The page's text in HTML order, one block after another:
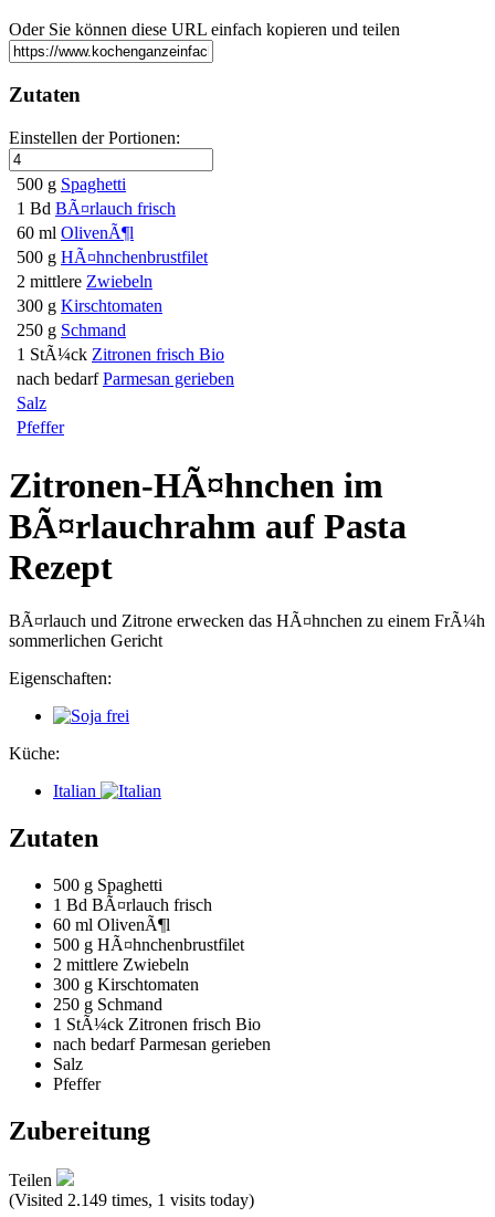
Oder Sie können diese URL einfach kopieren und teilen
Zutaten
Einstellen der Portionen:
500 g Spaghetti
1 Bd BÃ¤rlauch frisch
60 ml OlivenÃ¶l
500 g HÃ¤hnchenbrustfilet
2 mittlere Zwiebeln
300 g Kirschtomaten
250 g Schmand
1 StÃ¼ck Zitronen frisch Bio
nach bedarf Parmesan gerieben
Salz
Pfeffer
Zitronen-HÃ¤hnchen im
BÃ¤rlauchrahm auf Pasta
Rezept
BÃ¤rlauch und Zitrone erwecken das HÃ¤hnchen zu einem FrÃ¼h
sommerlichen Gericht
Eigenschaften:
Küche:
Italian
Zutaten
500 g Spaghetti
1 Bd BÃ¤rlauch frisch
60 ml OlivenÃ¶l
500 g HÃ¤hnchenbrustfilet
2 mittlere Zwiebeln
300 g Kirschtomaten
250 g Schmand
1 StÃ¼ck Zitronen frisch Bio
nach bedarf Parmesan gerieben
Salz
Pfeffer
Zubereitung
Teilen
(Visited 2.149 times, 1 visits today)